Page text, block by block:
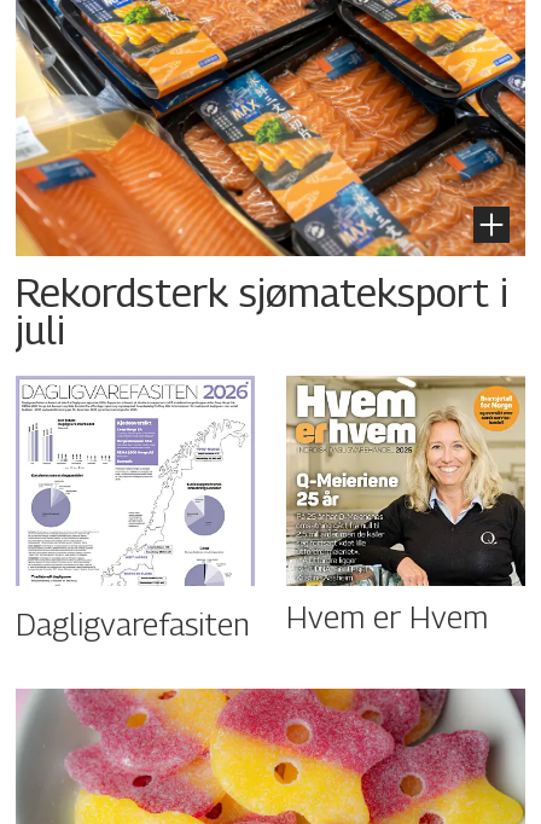
Rekordsterk sjømateksport i
juli
Dagligvarefasiten Hvem er Hvem